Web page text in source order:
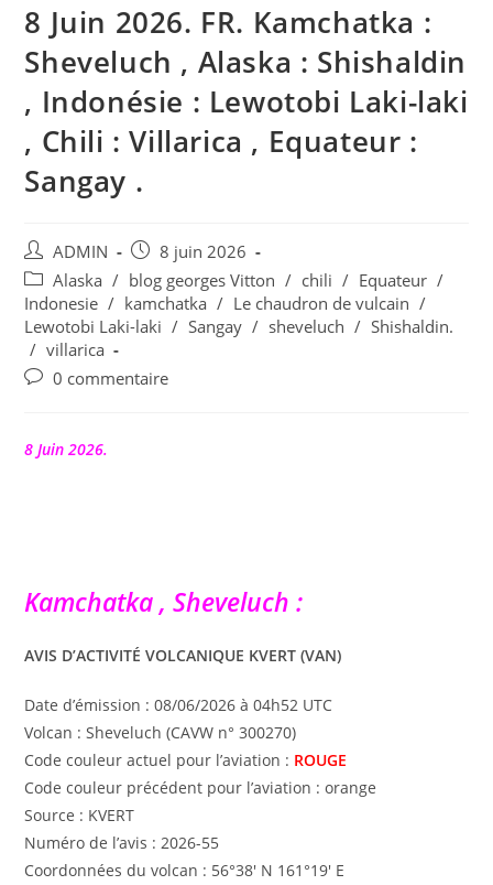
8 Juin 2026. FR. Kamchatka :
Sheveluch , Alaska : Shishaldin
, Indonésie : Lewotobi Laki-laki
, Chili : Villarica , Equateur :
Sangay .
Auteur/autrice
de
la
publication :
ADMIN
Publication
publiée :
8 juin 2026
Post
category:
Alaska / blog georges Vitton / chili / Equateur /
Indonesie / kamchatka / Le chaudron de vulcain /
Lewotobi Laki-laki / Sangay / sheveluch / Shishaldin.
/ villarica
Commentaires
publication :
0 commentaire
8 Juin 2026.
Kamchatka , Sheveluch :
AVIS D’ACTIVITÉ VOLCANIQUE KVERT (VAN)
Date d’émission : 08/06/2026 à 04h52 UTC
Volcan : Sheveluch (CAVW n° 300270)
Code couleur actuel pour l’aviation : ROUGE
Code couleur précédent pour l’aviation : orange
Source : KVERT
Numéro de l’avis : 2026-55
Coordonnées du volcan : 56°38′ N 161°19′ E